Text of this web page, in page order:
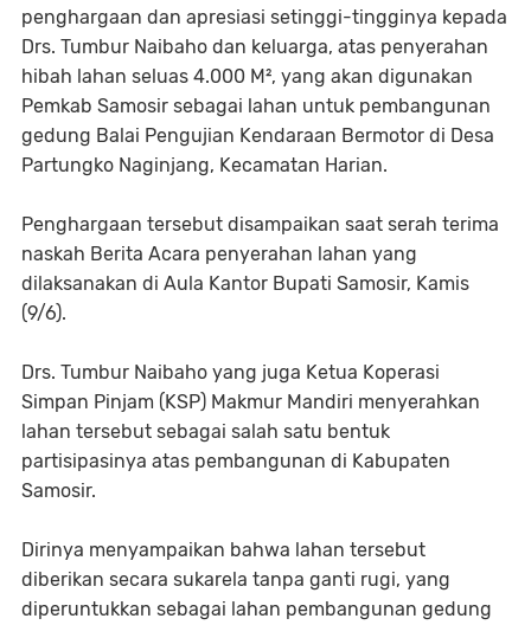
penghargaan dan apresiasi setinggi-tingginya kepada
Drs. Tumbur Naibaho dan keluarga, atas penyerahan
hibah lahan seluas 4.000 M², yang akan digunakan
Pemkab Samosir sebagai lahan untuk pembangunan
gedung Balai Pengujian Kendaraan Bermotor di Desa
Partungko Naginjang, Kecamatan Harian.
Penghargaan tersebut disampaikan saat serah terima
naskah Berita Acara penyerahan lahan yang
dilaksanakan di Aula Kantor Bupati Samosir, Kamis
(9/6).
Drs. Tumbur Naibaho yang juga Ketua Koperasi
Simpan Pinjam (KSP) Makmur Mandiri menyerahkan
lahan tersebut sebagai salah satu bentuk
partisipasinya atas pembangunan di Kabupaten
Samosir.
Dirinya menyampaikan bahwa lahan tersebut
diberikan secara sukarela tanpa ganti rugi, yang
diperuntukkan sebagai lahan pembangunan gedung